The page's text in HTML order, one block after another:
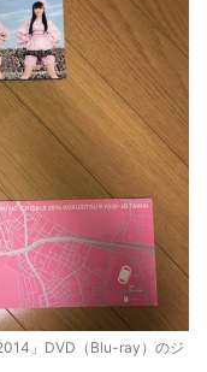
」DVD（Blu-ray）のジ